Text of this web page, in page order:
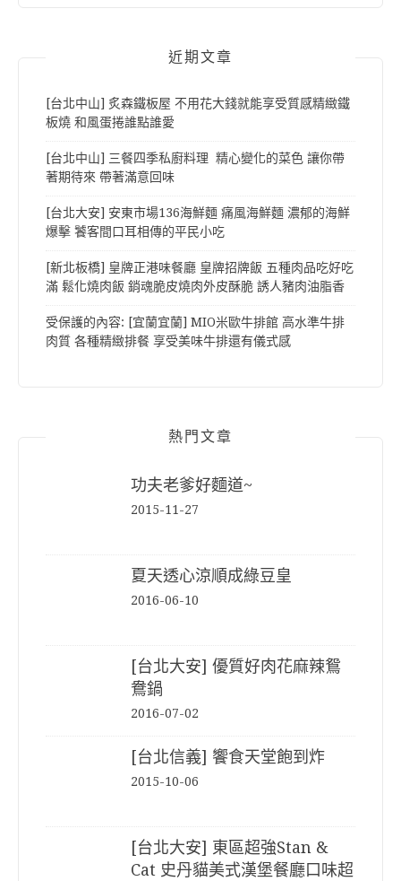
近期文章
[台北中山] 炙森鐵板屋 不用花大錢就能享受質感精緻鐵
板燒 和風蛋捲誰點誰愛
[台北中山] 三餐四季私廚料理 精心變化的菜色 讓你帶
著期待來 帶著滿意回味
[台北大安] 安東市場136海鮮麵 痛風海鮮麵 濃郁的海鮮
爆擊 饕客間口耳相傳的平民小吃
[新北板橋] 皇牌正港味餐廳 皇牌招牌飯 五種肉品吃好吃
滿 鬆化燒肉飯 銷魂脆皮燒肉外皮酥脆 誘人豬肉油脂香
受保護的內容: [宜蘭宜蘭] MIO米歐牛排館 高水準牛排
肉質 各種精緻排餐 享受美味牛排還有儀式感
熱門文章
功夫老爹好麵道~
2015-11-27
夏天透心涼順成綠豆皇
2016-06-10
[台北大安] 優質好肉花麻辣鴛
鴦鍋
2016-07-02
[台北信義] 饗食天堂飽到炸
2015-10-06
[台北大安] 東區超強Stan &
Cat 史丹貓美式漢堡餐廳口味超